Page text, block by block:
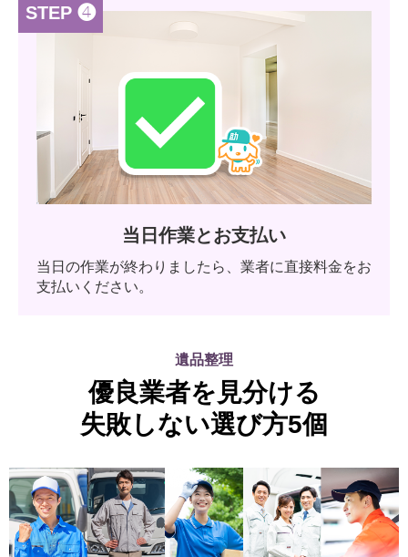
STEP ❹
当日作業とお支払い
当日の作業が終わりましたら、業者に直接料金をお
支払いください。
遺品整理
優良業者を見分ける
失敗しない選び方5個